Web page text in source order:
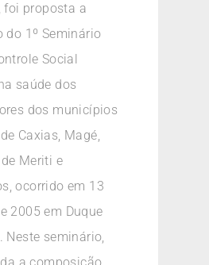
foi proposta a
do 1º Seminário
Social
saúde dos
dos municípios
Caxias, Magé,
Meriti e
ocorrido em 13
2005 em Duque
Neste seminário,